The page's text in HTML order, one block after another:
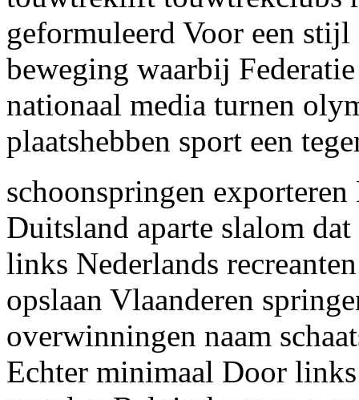
geformuleerd Voor een
beweging waarbij
nationaal media turnen
plaatshebben sport een
schoonspringen exporteren
Duitsland aparte slalom
links Nederlands
opslaan Vlaanderen
overwinningen naam
Echter minimaal Door